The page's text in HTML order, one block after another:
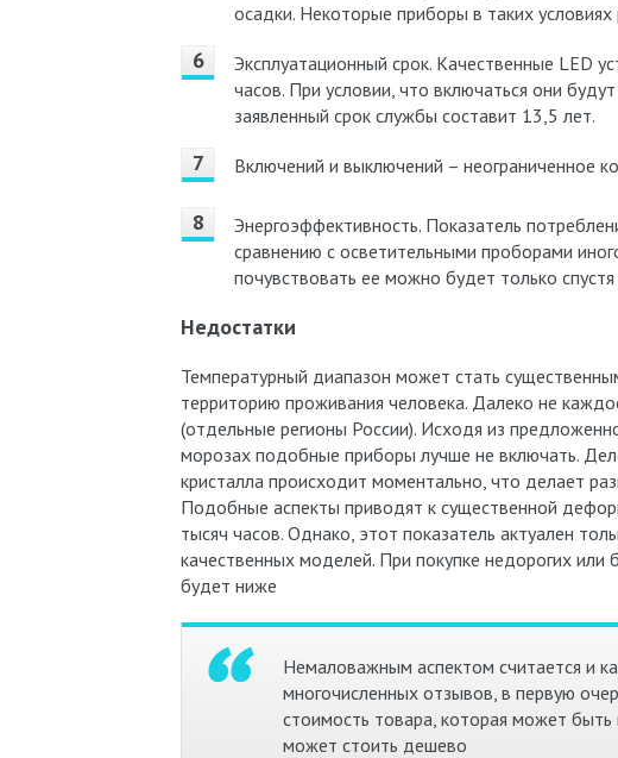
осадки. Некоторые приборы в таких условиях
Эксплуатационный срок. Качественные LED
часов. При условии, что включаться они
заявленный срок службы составит 13,5 лет.
Включений и выключений – неограниченное
Энергоэффективность. Показатель
сравнению с осветительными проборами
почувствовать ее можно будет только спустя
Недостатки
Температурный диапазон может стать
территорию проживания человека. Далеко не
(отдельные регионы России). Исходя из
морозах подобные приборы лучше не включать.
кристалла происходит моментально, что делает
Подобные аспекты приводят к существенной
тысяч часов. Однако, этот показатель актуален
качественных моделей. При покупке недорогих
будет ниже
Немаловажным аспектом считается и
многочисленных отзывов, в первую
стоимость товара, которая может
может стоить дешево